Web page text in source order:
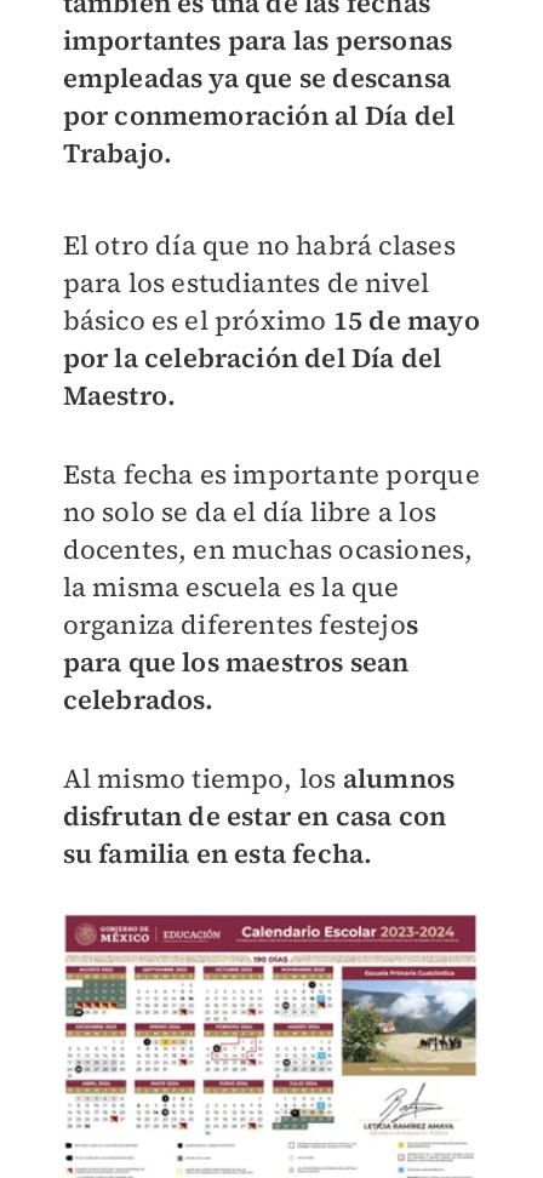
importantes para las personas
empleadas ya que se descansa
por conmemoración al Día del
Trabajo.
El otro día que no habrá clases
para los estudiantes de nivel
básico es el próximo 15 de mayo
por la celebración del Día del
Maestro.
Esta fecha es importante porque
no solo se da el día libre a los
docentes, en muchas ocasiones,
la misma escuela es la que
organiza diferentes festejos
para que los maestros sean
celebrados.
Al mismo tiempo, los alumnos
disfrutan de estar en casa con
su familia en esta fecha.